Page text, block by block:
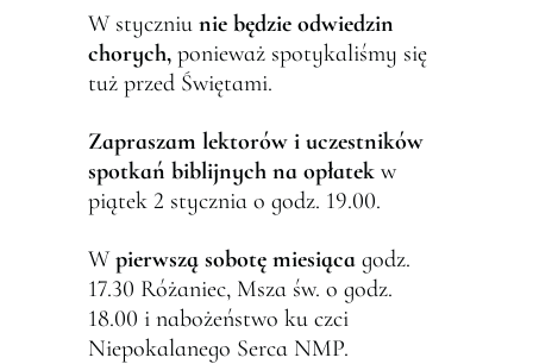
W styczniu nie będzie odwiedzin
chorych, ponieważ spotykaliśmy się
tuż przed Świętami.
Zapraszam lektorów i uczestników
spotkań biblijnych na opłatek w
piątek 2 stycznia o godz. 19.00.
Wpierwszą sobotę miesiąca godz.
17.30 Różaniec, Msza św. o godz.
18.00 i nabożeństwo ku czci
Niepokalanego Serca NMP.